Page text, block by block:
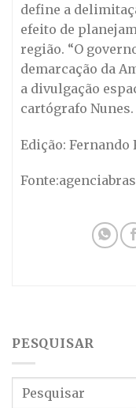
define a
efeito de
região. “O
demarcação da
a divulgação
cartógrafo Nunes.
Edição: Fernando
PESQUISAR